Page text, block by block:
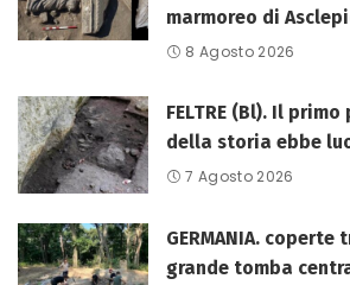
marmoreo di
8 Agosto 2026
FELTRE (Bl). Il
della storia ebbe
7 Agosto 2026
GERMANIA. coperte
grande tomba